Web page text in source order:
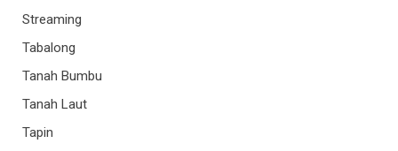
Streaming
Tabalong
Tanah Bumbu
Tanah Laut
Tapin